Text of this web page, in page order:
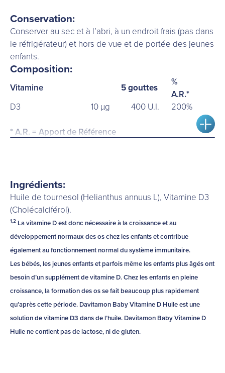
Conservation:
Conserver au sec et à l’abri, à un endroit frais (pas dans
le réfrigérateur) et hors de vue et de portée des jeunes
enfants.
Composition:
Vitamine 5 gouttes
%
A.R.*
D3
10 µg 400 U.I. 200%
* A.R. = Apport de Référence
Ingrédients:
Huile de tournesol (Helianthus annuus L), Vitamine D3
(Cholécalciférol).
1,2 La vitamine D est donc nécessaire à la croissance et au
développement normaux des os chez les enfants et contribue
également au fonctionnement normal du système immunitaire.
Les bébés, les jeunes enfants et parfois même les enfants plus âgés ont
besoin d’un supplément de vitamine D. Chez les enfants en pleine
croissance, la formation des os se fait beaucoup plus rapidement
qu’après cette période. Davitamon Baby Vitamine D Huile est une
solution de vitamine D3 dans de l’huile. Davitamon Baby Vitamine D
Huile ne contient pas de lactose, ni de gluten.